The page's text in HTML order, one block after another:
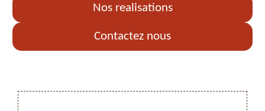
Nos realisations
Contactez nous